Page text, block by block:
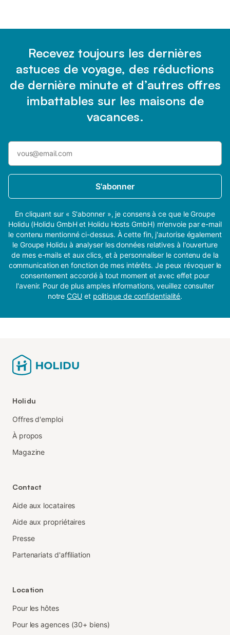
Recevez toujours les dernières
astuces de voyage, des réductions
de dernière minute et d’autres offres
imbattables sur les maisons de
vacances.
S'abonner
En cliquant sur « S'abonner », je consens à ce que le Groupe
Holidu (Holidu GmbH et Holidu Hosts GmbH) m'envoie par e-mail
le contenu mentionné ci-dessus. À cette fin, j'autorise également
le Groupe Holidu à analyser les données relatives à l'ouverture
de mes e-mails et aux clics, et à personnaliser le contenu de la
communication en fonction de mes intérêts. Je peux révoquer le
consentement accordé à tout moment et avec effet pour
l'avenir. Pour de plus amples informations, veuillez consulter
notreCGU et politique de confidentialité.
Holidu
Offres d'emploi
À propos
Magazine
Contact
Aide aux locataires
Aide aux propriétaires
Presse
Partenariats d'affiliation
Location
Pour les hôtes
Pour les agences (30+ biens)